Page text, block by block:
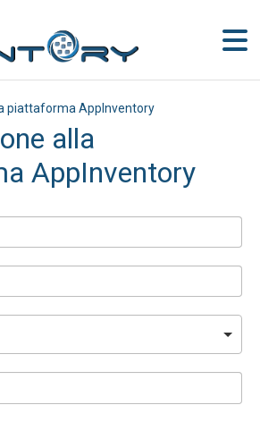
piattaforma AppInventory
alla
AppInventory